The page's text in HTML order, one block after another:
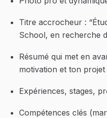
Titre accrocheur :
School, en recherche
Résumé qui met en
motivation et ton projet
Expériences, stages,
Compétences clés